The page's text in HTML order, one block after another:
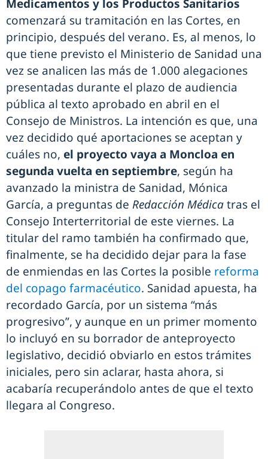
Medicamentos y los Productos Sanitarios
comenzará su tramitación en las Cortes, en
principio, después del verano. Es, al menos, lo
que tiene previsto el Ministerio de Sanidad una
vez se analicen las más de 1.000 alegaciones
presentadas durante el plazo de audiencia
pública al texto aprobado en abril en el
Consejo de Ministros. La intención es que, una
vez decidido qué aportaciones se aceptan y
cuáles no, el proyecto vaya a Moncloa en
segunda vuelta en septiembre, según ha
avanzado la ministra de Sanidad, Mónica
García, a preguntas de Redacción Médicatras el
Consejo Interterritorial de este viernes. La
titular del ramo también ha confirmado que,
finalmente, se ha decidido dejar para la fase
de enmiendas en las Cortes la posible reforma
del copago farmacéutico. Sanidad apuesta, ha
recordado García, por un sistema “más
progresivo”, y aunque en un primer momento
lo incluyó en su borrador de anteproyecto
legislativo, decidió obviarlo en estos trámites
iniciales, pero sin aclarar, hasta ahora, si
acabaría recuperándolo antes de que el texto
llegara al Congreso.